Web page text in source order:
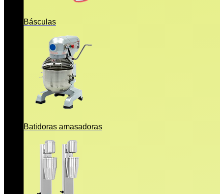
Básculas
Batidoras amasadoras